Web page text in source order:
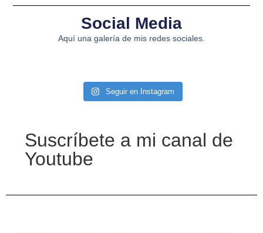
Social Media
Aquí una galería de mis redes sociales.
Seguir en Instagram
Suscríbete a mi canal de
Youtube